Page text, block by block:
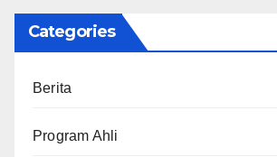
Categories
Berita
Program Ahli